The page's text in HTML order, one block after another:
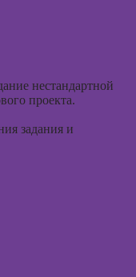
нестандартной
проекта.
задания и